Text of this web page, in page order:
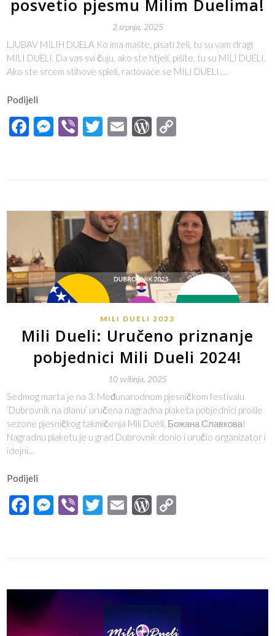
posvetio pjesmu Milim Duelima!
2 srpnja, 2025
LJUBAV MILIH DUELA Ko ima mašte, pisati želi, tu su vam dragi
MILI DUELI. Da vas svi čuju, ako ste htjeli, pišite, tu su MILI DUELI.
Ako ste srcem stihove spleli, radovaće se MILI DUELI.…
Podijeli
Facebook
Messenger
ViberTwitter
EmailWordPress
MILI DUELI 2023
Mili Dueli: Uručeno priznanje
pobjednici Mili Dueli 2024!
10 svibnja, 2025
Sedmog marta je na 3. Međunarodnom pjesničkom festivalu
‘Dubrovnik na dlanu’ uručena nagradna plaketa pobjednici prošle
sezone pjesničkog takmičenja Mili Dueli, Божана Славкова!
Nagradnu plaketu je u grad Dubrovnik donio i uručio organizator i
idejni…
Podijeli
Facebook
Messenger
ViberTwitter
EmailWordPress